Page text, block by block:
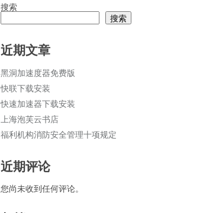
搜索
搜索
近期文章
黑洞加速度器免费版
快联下载安装
快速加速器下载安装
上海泡芙云书店
福利机构消防安全管理十项规定
近期评论
您尚未收到任何评论。